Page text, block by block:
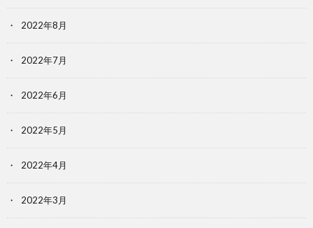
2022年8月
2022年7月
2022年6月
2022年5月
2022年4月
2022年3月